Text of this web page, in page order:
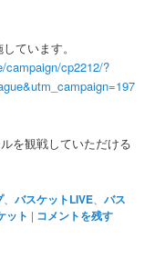
ています。
cp2212/?
を観戦していただける
、バスケットLIVE 、バス
ット | コメントを残す